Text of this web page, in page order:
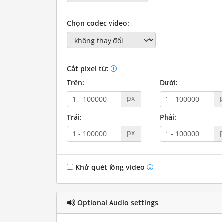
Chọn codec video:
Cắt pixel từ:
Trên:
px
Dưới:
Trái:
px
Phải:
Khử quét lồng video
Optional Audio settings